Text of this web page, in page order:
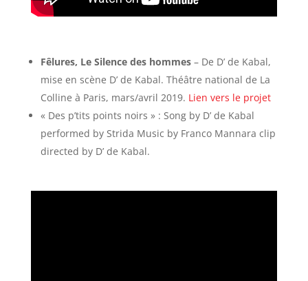
Fêlures, Le Silence des hommes– De D’ de Kabal,
mise en scène D’ de Kabal. Théâtre national de La
Colline à Paris, mars/avril 2019. Lien vers le projet
« Des p’tits points noirs » : Song by D’ de Kabal
performed by Strida Music by Franco Mannara clip
directed by D’ de Kabal.